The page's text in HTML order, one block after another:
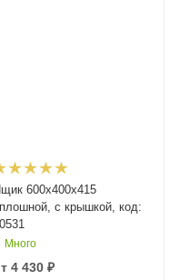
600х400х415
с крышкой, код:
Много
4 430 ₽